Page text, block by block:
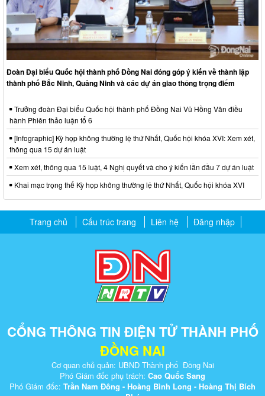
Đoàn Đại biểu Quốc hội thành phố Đồng Nai đóng góp ý kiến về thành lập
thành phố Bắc Ninh, Quảng Ninh và các dự án giao thông trọng điểm
Trưởng đoàn Đại biểu Quốc hội thành phố Đồng Nai Vũ Hồng Văn điều
hành Phiên thảo luận tổ 6
[Infographic] Kỳ họp không thường lệ thứ Nhất, Quốc hội khóa XVI: Xem xét,
thông qua 15 dự án luật
Xem xét, thông qua 15 luật, 4 Nghị quyết và cho ý kiến lần đầu 7 dự án luật
Khai mạc trọng thể Kỳ họp không thường lệ thứ Nhất, Quốc hội khóa XVI
Trang chủ Cấu trúc trang Liên hệ Đăng nhập
CỔNG THÔNG TIN ĐIỆN TỬ THÀNH PHỐ
ĐỒNG NAI
Cơ quan chủ quản: UBND Thành phố Đồng Nai
Phó Giám đốc phụ trách: Cao Quốc Sang
Phó Giám đốc: Trần Nam Đông - Hoàng Bình Long - Hoàng Thị Bích